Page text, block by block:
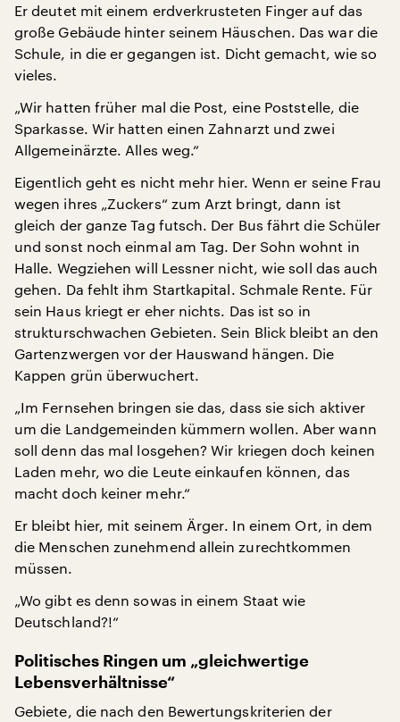
Er deutet mit einem erdverkrusteten Finger auf das
große Gebäude hinter seinem Häuschen. Das war die
Schule, in die er gegangen ist. Dicht gemacht, wie so
vieles.
„Wir hatten früher mal die Post, eine Poststelle, die
Sparkasse. Wir hatten einen Zahnarzt und zwei
Allgemeinärzte. Alles weg.“
Eigentlich geht es nicht mehr hier. Wenn er seine Frau
wegen ihres „Zuckers“ zum Arzt bringt, dann ist
gleich der ganze Tag futsch. Der Bus fährt die Schüler
und sonst noch einmal am Tag. Der Sohn wohnt in
Halle. Wegziehen will Lessner nicht, wie soll das auch
gehen. Da fehlt ihm Startkapital. Schmale Rente. Für
sein Haus kriegt er eher nichts. Das ist so in
strukturschwachen Gebieten. Sein Blick bleibt an den
Gartenzwergen vor der Hauswand hängen. Die
Kappen grün überwuchert.
„Im Fernsehen bringen sie das, dass sie sich aktiver
um die Landgemeinden kümmern wollen. Aber wann
soll denn das mal losgehen? Wir kriegen doch keinen
Laden mehr, wo die Leute einkaufen können, das
macht doch keiner mehr.“
Er bleibt hier, mit seinem Ärger. In einem Ort, in dem
die Menschen zunehmend allein zurechtkommen
müssen.
„Wo gibt es denn sowas in einem Staat wie
Deutschland?!“
Politisches Ringen um „gleichwertige
Lebensverhältnisse“
Gebiete, die nach den Bewertungskriterien der